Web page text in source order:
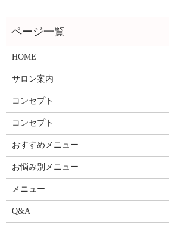
HOME
サロン案内
コンセプト
コンセプト
おすすめメニュー
お悩み別メニュー
メニュー
Q&A